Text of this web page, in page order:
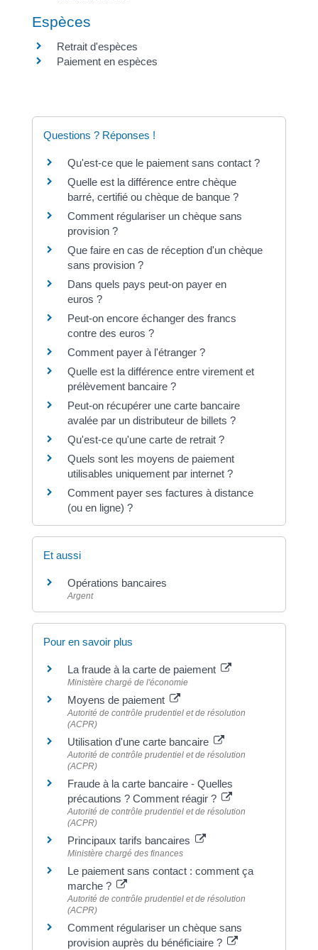
Espèces
Retrait d'espèces
Paiement en espèces
Questions ? Réponses !
Qu'est-ce que le paiement sans contact ?
Quelle est la différence entre chèque
barré, certifié ou chèque de banque ?
Comment régulariser un chèque sans
provision ?
Que faire en cas de réception d'un chèque
sans provision ?
Dans quels pays peut-on payer en
euros ?
Peut-on encore échanger des francs
contre des euros ?
Comment payer à l'étranger ?
Quelle est la différence entre virement et
prélèvement bancaire ?
Peut-on récupérer une carte bancaire
avalée par un distributeur de billets ?
Qu'est-ce qu'une carte de retrait ?
Quels sont les moyens de paiement
utilisables uniquement par internet ?
Comment payer ses factures à distance
(ou en ligne) ?
Et aussi
Opérations bancaires
Argent
Pour en savoir plus
La fraude à la carte de paiement
Ministère chargé de l'économie
Moyens de paiement
Autorité de contrôle prudentiel et de résolution
(ACPR)
Utilisation d'une carte bancaire
Autorité de contrôle prudentiel et de résolution
(ACPR)
Fraude à la carte bancaire - Quelles
précautions ? Comment réagir ?
Autorité de contrôle prudentiel et de résolution
(ACPR)
Principaux tarifs bancaires
Ministère chargé des finances
Le paiement sans contact : comment ça
marche ?
Autorité de contrôle prudentiel et de résolution
(ACPR)
Comment régulariser un chèque sans
provision auprès du bénéficiaire ?